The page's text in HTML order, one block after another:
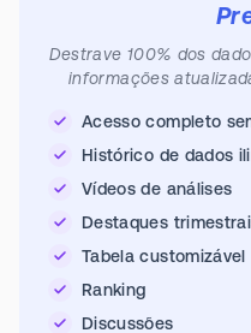
Destrave 100% dos
informações
Acesso completo
Histórico de dados
Vídeos de análises
Destaques
Tabela customizável
Ranking
Discussões